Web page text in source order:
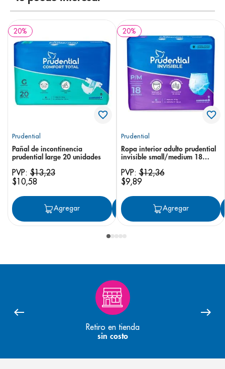
20%
Prudential
Pañal de incontinencia
prudential large 20 unidades
PVP: $13,23
$10,58
Agregar Agregar
20%
Prudential
Ropa interior adulto prudential
invisible small/medium 18
PVP:$12,36
$9,89
Agregar
Retiro en tienda
sin costo